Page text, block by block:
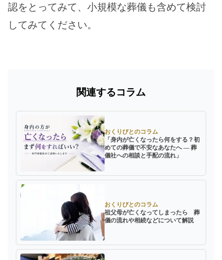
認をとってみて、小規模な葬儀も含めて検討
してみてください。
関連するコラム
おくりびとのコラム
「身内が亡くなったら何をする？初
めての葬儀で不安なあなたへ ― 葬
儀社への相談と手配の流れ」
おくりびとのコラム
祖父母が亡くなってしまったら 葬
儀の流れや相続などについて解説